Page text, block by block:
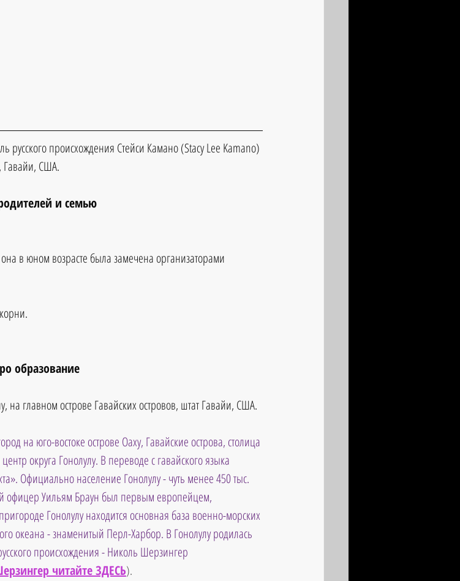
русского происхождения Стейси Камано (Stacy Lee Kamano)
Гавайи, США.
и семью
в юном возрасте была замечена организаторами
образование
на главном острове Гавайских островов, штат Гавайи, США.
на юго-востоке острове Оаху, Гавайские острова, столица
округа Гонолулу. В переводе с гавайского языка
Официально население Гонолулу - чуть менее 450 тыс.
офицер Уильям Браун был первым европейцем,
Гонолулу находится основная база военно-морских
океана - знаменитый Перл-Харбор. В Гонолулу родилась
происхождения - Николь Шерзингер
читайте ЗДЕСЬ).